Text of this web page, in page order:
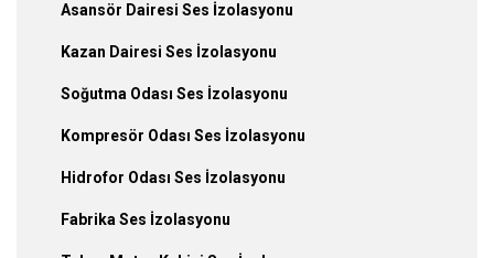
Asansör Dairesi Ses İzolasyonu
Kazan Dairesi Ses İzolasyonu
Soğutma Odası Ses İzolasyonu
Kompresör Odası Ses İzolasyonu
Hidrofor Odası Ses İzolasyonu
Fabrika Ses İzolasyonu